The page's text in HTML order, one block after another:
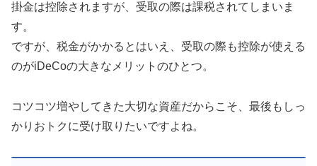
掛金は控除されますが、受取の際は課税されてしまいま
す。
ですが、税金がかかるとはいえ、受取の際も控除が使える
のがiDeCoの大きなメリットのひとつ。
コツコツ増やしてきた大切な資産だからこそ、最後もしっ
かりおトクに受け取りたいですよね。